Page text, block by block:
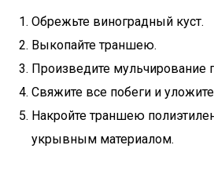
Обрежьте виноградный куст.
Выкопайте траншею.
Произведите мульчирование
Свяжите все побеги и
Накройте траншею
укрывным материалом.